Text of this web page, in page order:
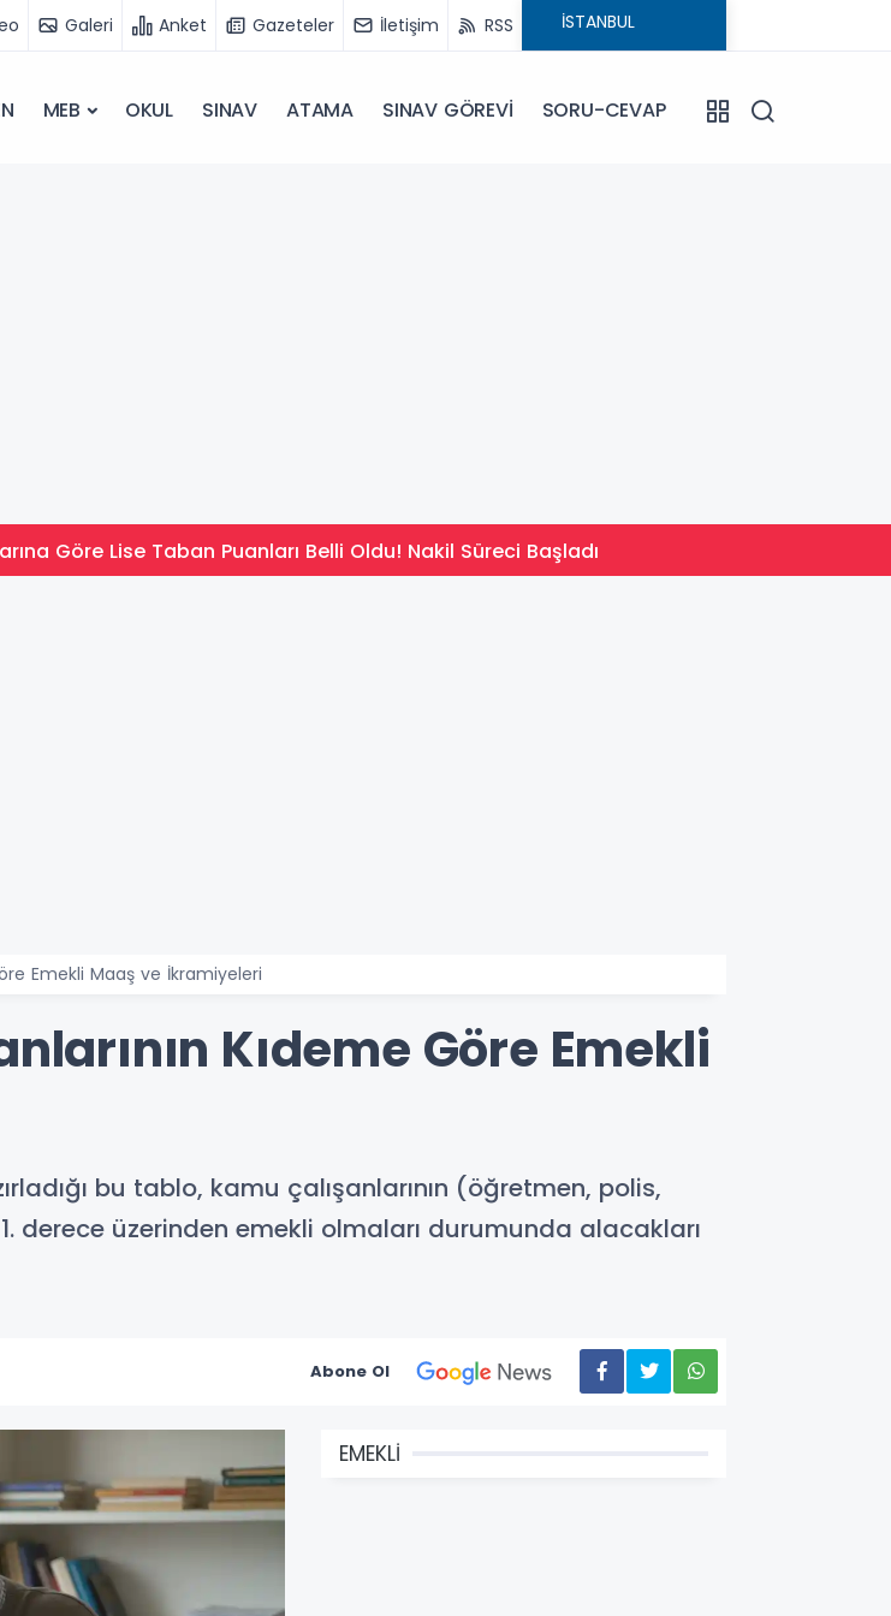
Galeri Anket Gazeteler İletişim RSS
MEB OKUL SINAV ATAMA SINAV GÖREVİ SORU-CEVAP
Göre Lise Taban Puanları Belli Oldu! Nakil Süreci Başladı
Emekli Maaş ve İkramiyeleri
Kıdeme Göre Emekli
bu tablo, kamu çalışanlarının (öğretmen, polis,
üzerinden emekli olmaları durumunda alacakları
Abone Ol
EMEKLİ